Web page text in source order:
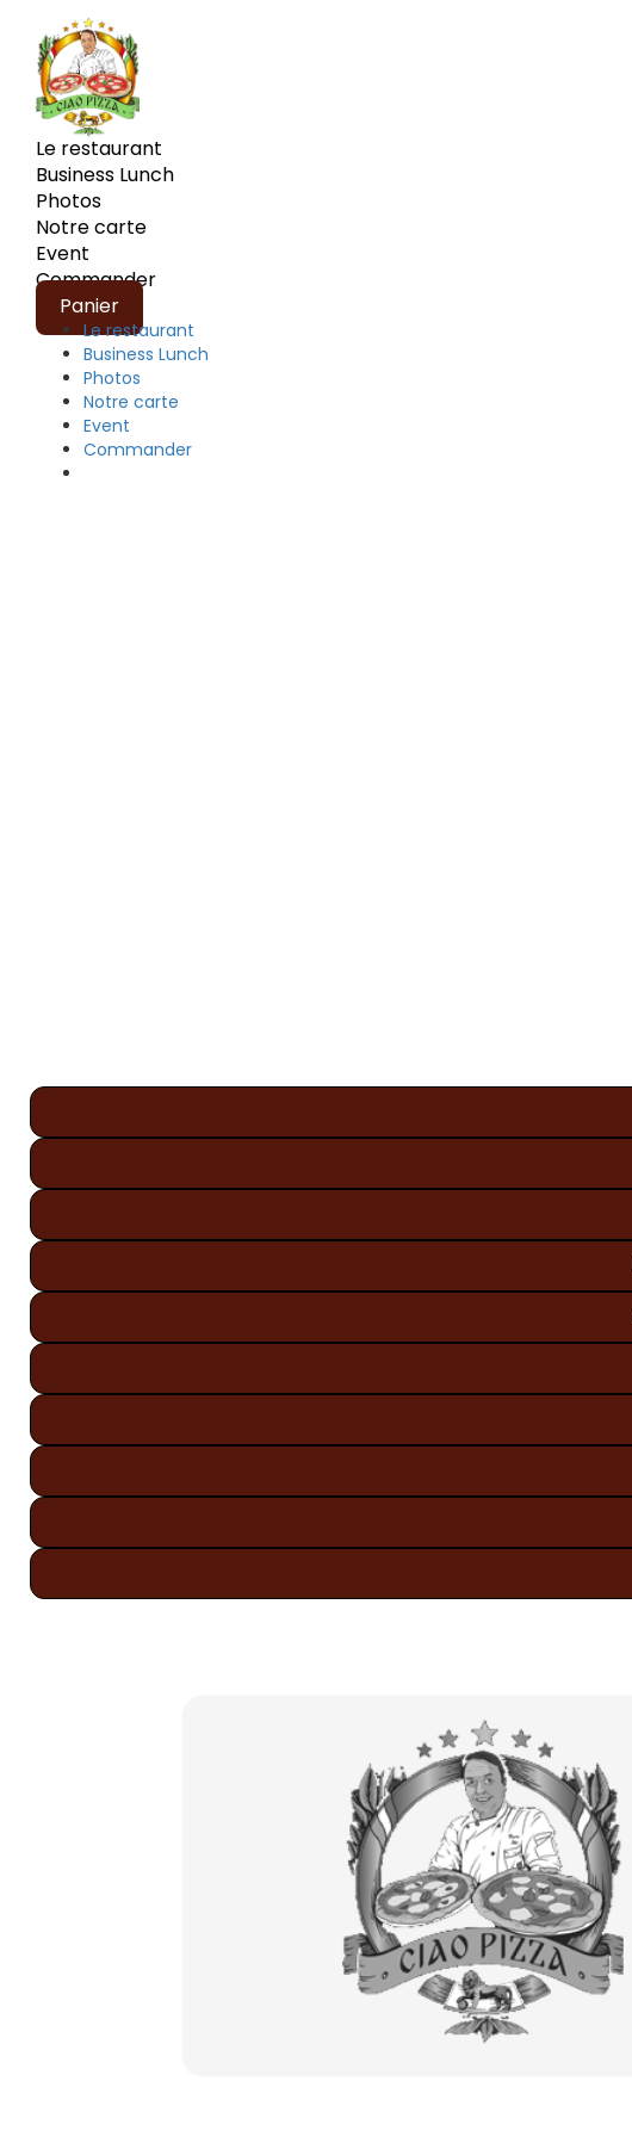
Le restaurant
Business Lunch
Photos
Notre carte
Event
Commander
Panier
Le restaurant
Business Lunch
Photos
Notre carte
Event
Commander